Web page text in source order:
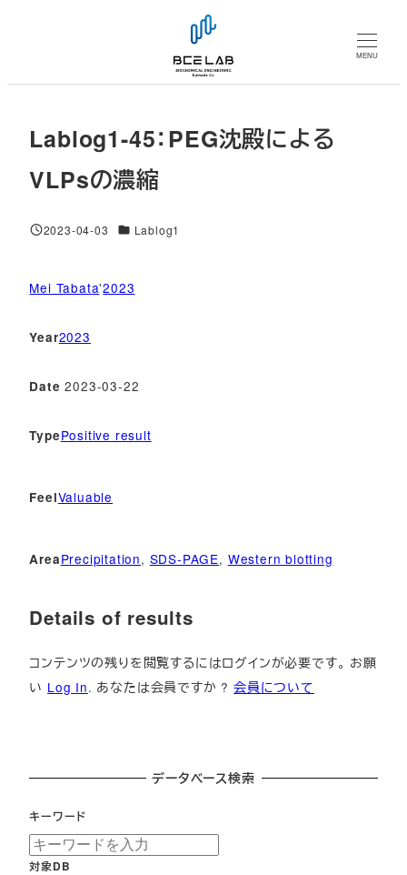
MENU
Lablog1-45：PEG沈殿による
VLPsの濃縮
投稿日
2023-04-03 対象DBLablog1
Mei Tabata'2023
Year2023
Date 2023-03-22
TypePositive result
FeelValuable
AreaPrecipitation, SDS-PAGE, Western blotting
Details of results
コンテンツの残りを閲覧するにはログインが必要です。 お願
い Log In. あなたは会員ですか ?会員について
データベース検索
キーワード
対象DB